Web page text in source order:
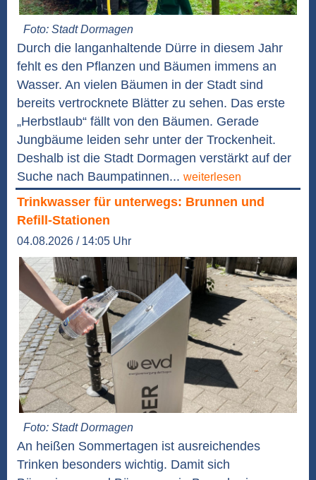
Foto: Stadt Dormagen
Durch die langanhaltende Dürre in diesem Jahr
fehlt es den Pflanzen und Bäumen immens an
Wasser. An vielen Bäumen in der Stadt sind
bereits vertrocknete Blätter zu sehen. Das erste
„Herbstlaub“ fällt von den Bäumen. Gerade
Jungbäume leiden sehr unter der Trockenheit.
Deshalb ist die Stadt Dormagen verstärkt auf der
Suche nach Baumpatinnen... weiterlesen
Trinkwasser für unterwegs: Brunnen und
Refill-Stationen
04.08.2026 / 14:05 Uhr
Foto: Stadt Dormagen
An heißen Sommertagen ist ausreichendes
Trinken besonders wichtig. Damit sich